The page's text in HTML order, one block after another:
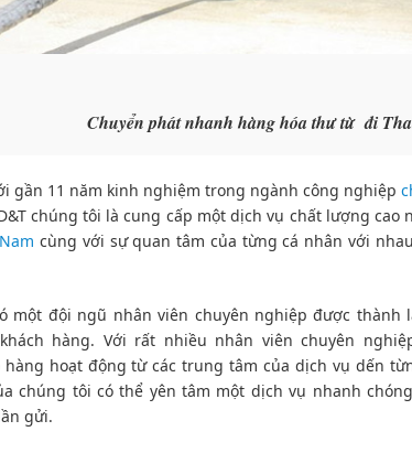
Chuyển phát nhanh hàng hóa thư từ đi
gần 11 năm kinh nghiệm trong ngành công nghiệp
chúng tôi là cung cấp một dịch vụ chất lượng cao
cùng với sự quan tâm của từng cá nhân với
một đội ngũ nhân viên chuyên nghiệp được thành
hàng. Với rất nhiều nhân viên chuyên
hàng hoạt động từ các trung tâm của dịch vụ dến
chúng tôi có thể yên tâm một dịch vụ nhanh
gửi.